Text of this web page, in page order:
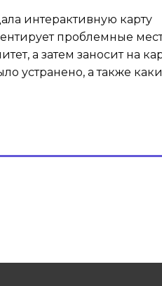
интерактивную карту
проблемные
а затем заносит на
устранено, а также